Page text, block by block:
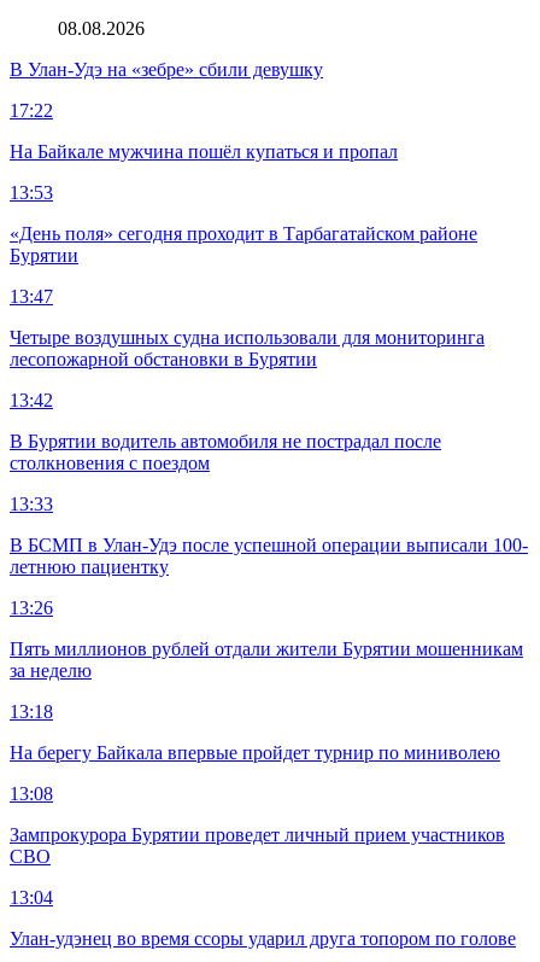
08.08.2026
В Улан-Удэ на «зебре» сбили девушку
17:22
На Байкале мужчина пошёл купаться и пропал
13:53
«День поля» сегодня проходит в Тарбагатайском районе
Бурятии
13:47
Четыре воздушных судна использовали для мониторинга
лесопожарной обстановки в Бурятии
13:42
В Бурятии водитель автомобиля не пострадал после
столкновения с поездом
13:33
В БСМП в Улан-Удэ после успешной операции выписали 100-
летнюю пациентку
13:26
Пять миллионов рублей отдали жители Бурятии мошенникам
за неделю
13:18
На берегу Байкала впервые пройдет турнир по миниволею
13:08
Зампрокурора Бурятии проведет личный прием участников
СВО
13:04
Улан-удэнец во время ссоры ударил друга топором по голове